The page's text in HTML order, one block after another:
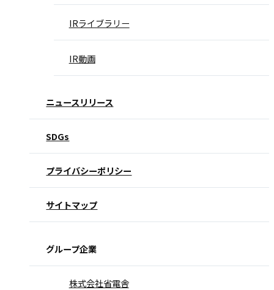
IRライブラリー
IR動画
ニュースリリース
SDGs
プライバシーポリシー
サイトマップ
グループ企業
株式会社省電舎